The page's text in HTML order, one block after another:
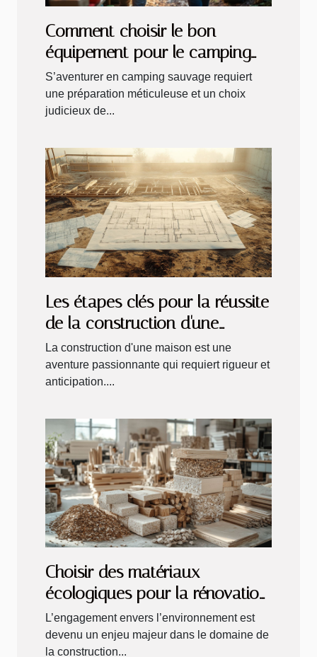
Comment choisir le bon
équipement pour le camping
sauvage
S’aventurer en camping sauvage requiert
une préparation méticuleuse et un choix
judicieux de...
Les étapes clés pour la réussite
de la construction d'une
maison
La construction d'une maison est une
aventure passionnante qui requiert rigueur et
anticipation....
Choisir des matériaux
écologiques pour la rénovation
de votre habitat critères et
avantages
L’engagement envers l’environnement est
devenu un enjeu majeur dans le domaine de
la construction...